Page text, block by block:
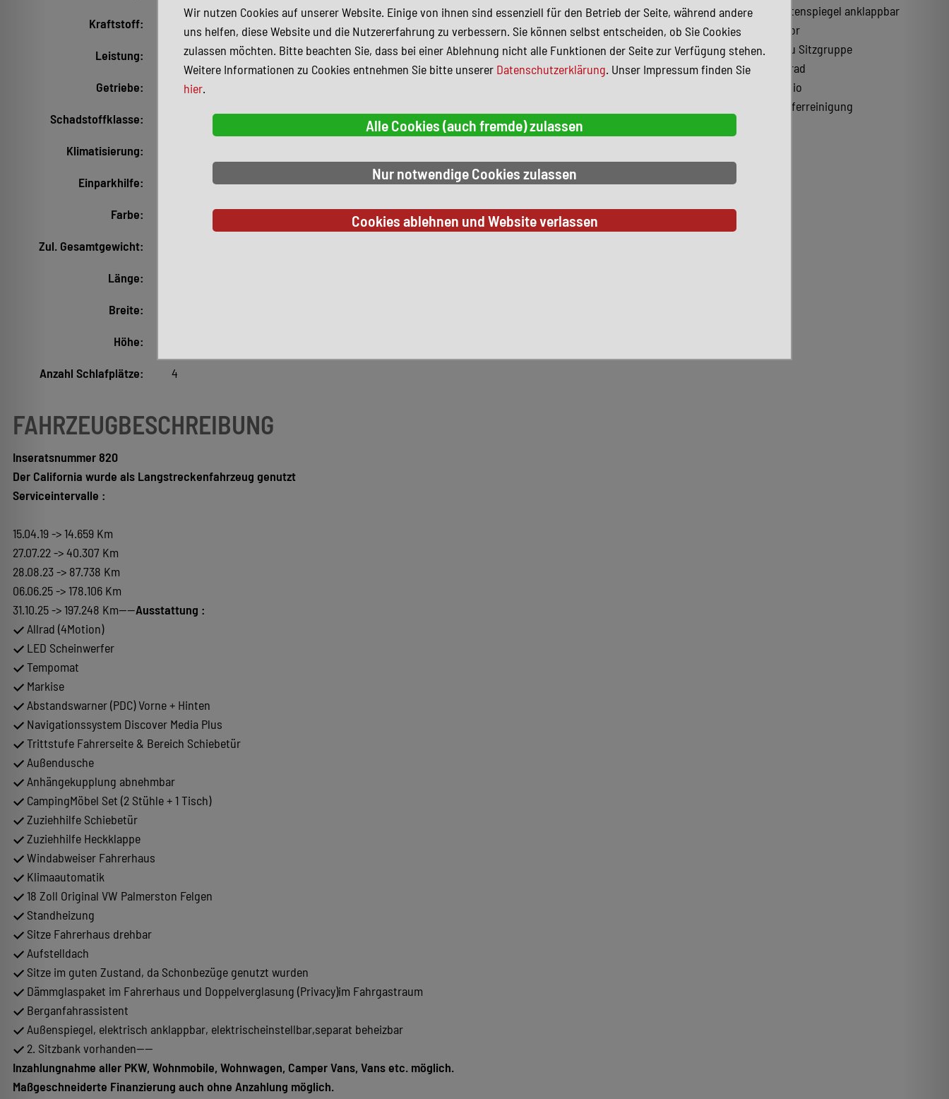
Kraftstoff:
Leistung: 150 kW (204 PS)
Getriebe: Automatik
Schadstoffklasse:
Klimatisierung:
Einparkhilfe: Vorne, Hinten
Farbe: Blau Metallic (Starlight Blue)
Zul. Gesamtgewicht:
Länge:
Breite:
Höhe:
Anzahl Schlafplätze: 4
ESP
Abgedunkelte Scheiben
Metallic
Tempomat
Elektr. Seitenspiegel anklappbar
Lichtsensor
Bettumbau Sitzgruppe
Lederlenkrad
Tuner/Radio
Scheinwerferreinigung
FAHRZEUGBESCHREIBUNG
Inseratsnummer 820
Der California wurde als Langstreckenfahrzeug genutzt
Serviceintervalle :
15.04.19 -> 14.659 Km
27.07.22 -> 40.307 Km
28.08.23 -> 87.738 Km
06.06.25 -> 178.106 Km
31.10.25 -> 197.248 Km----Ausstattung :
Allrad (4Motion)
LED Scheinwerfer
Tempomat
Markise
Abstandswarner (PDC) Vorne + Hinten
Navigationssystem Discover Media Plus
Trittstufe Fahrerseite & Bereich Schiebetür
Außendusche
Anhängekupplung abnehmbar
CampingMöbel Set (2 Stühle + 1 Tisch)
Zuziehhilfe Schiebetür
Zuziehhilfe Heckklappe
Windabweiser Fahrerhaus
Klimaautomatik
18 Zoll Original VW Palmerston Felgen
Standheizung
Sitze Fahrerhaus drehbar
Aufstelldach
Sitze im guten Zustand, da Schonbezüge genutzt wurden
Dämmglaspaket im Fahrerhaus und Doppelverglasung (Privacy)im Fahrgastraum
Berganfahrassistent
Außenspiegel, elektrisch anklappbar, elektrischeinstellbar,separat beheizbar
2. Sitzbank vorhanden----
Inzahlungnahme aller PKW, Wohnmobile, Wohnwagen, Camper Vans, Vans etc. möglich.
Maßgeschneiderte Finanzierung auch ohne Anzahlung möglich.
Wir nutzen Cookies auf unserer Website. Einige von ihnen sind essenziell für den Betrieb der Seite, während andere
uns helfen, diese Website und die Nutzererfahrung zu verbessern. Sie können selbst entscheiden, ob Sie Cookies
zulassen möchten. Bitte beachten Sie, dass bei einer Ablehnung nicht alle Funktionen der Seite zur Verfügung stehen.
Weitere Informationen zu Cookies entnehmen Sie bitte unserer Datenschutzerklärung. Unser Impressum finden Sie
hier.